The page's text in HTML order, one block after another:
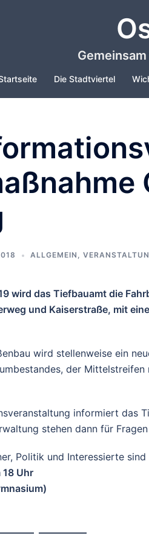
Die Stadtviertel
ALLGEMEIN ,
wird das Tiefbauamt die
und Kaiserstraße, mit
wird stellenweise ein
der
informiert das
stehen dann für
Politik und Interessierte
Uhr